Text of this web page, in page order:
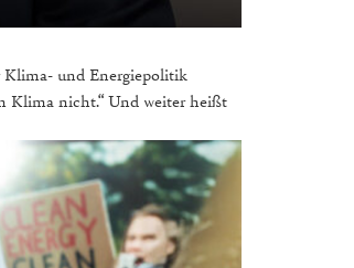
Klima- und Energiepolitik
Klima nicht.“ Und weiter heißt